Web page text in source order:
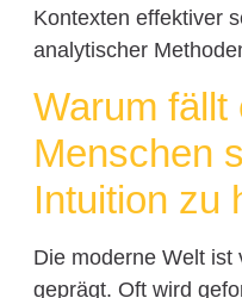
Kontexten effektiver
analytischer
Warum fällt
Menschen
Intuition zu
Die moderne Welt ist
geprägt. Oft wird